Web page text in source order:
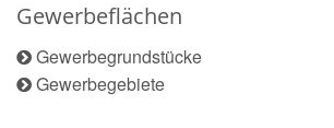
Gewerbeflächen
Gewerbegrundstücke
Gewerbegebiete